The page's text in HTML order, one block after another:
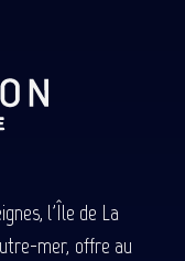
l'Île de La
mer, offre au